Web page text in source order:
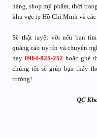
hàng, shop mỹ phẩm, thời
khu vực tp Hồ Chí Minh và
Sẽ thật tuyệt vời nếu bạn
quảng cáo uy tín và chuyên
nay 0964-825-252 hoặc ghé
chúng tôi sẽ giúp bạn thấy
trường!
QC